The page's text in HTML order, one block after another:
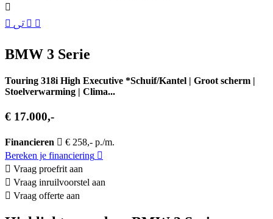
BMW 3 Serie
Touring 318i High Executive *Schuif/Kantel | Groot scherm |
Stoelverwarming | Clima...
€ 17.000,-
Financieren
€ 258,- p./m.
Bereken je financiering
Vraag proefrit aan
Vraag inruilvoorstel aan
Vraag offerte aan